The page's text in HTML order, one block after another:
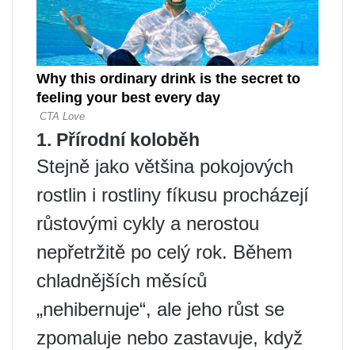
1. Přírodní koloběh
Stejně jako většina pokojových
rostlin i rostliny fíkusu procházejí
růstovými cykly a nerostou
nepřetržitě po celý rok. Během
chladnějších měsíců
„nehibernuje“, ale jeho růst se
zpomaluje nebo zastavuje, když